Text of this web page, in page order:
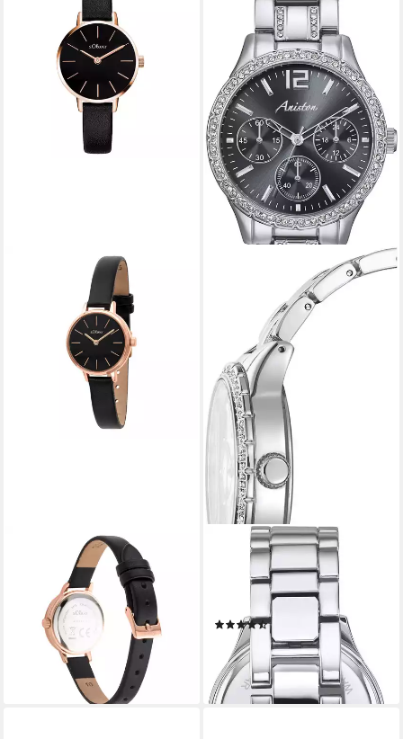
Quarzuhr Petite Time SO-
4537-LQ, Armbanduhr,
Damenuhr, analog
89,95 €
lieferbar - in 2-3 Werktagen bei dir
ANISTON JEWELRY & WATCHES
Quarzuhr, Armbanduhr,
Damenuhr, Schmucksteine,
neue Kollektion
(6)
35,88 € UVP59,99 €
-40%
lieferbar - in 1-2 Werktagen bei dir